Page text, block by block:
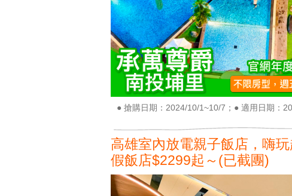
● 搶購日期：2024/10/1~10/7；● 適用日期：
高雄室內放電親子飯店，嗨
假飯店$2299起～(已截團)